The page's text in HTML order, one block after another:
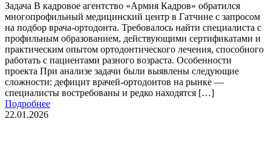
Задача В кадровое агентство «Армия Кадров» обратился
многопрофильный медицинский центр в Гатчине с запросом
на подбор врача-ортодонта. Требовалось найти специалиста с
профильным образованием, действующими сертификатами и
практическим опытом ортодонтического лечения, способного
работать с пациентами разного возраста. Особенности
проекта При анализе задачи были выявлены следующие
сложности: дефицит врачей-ортодонтов на рынке —
специалисты востребованы и редко находятся […]
Подробнее
22.01.2026